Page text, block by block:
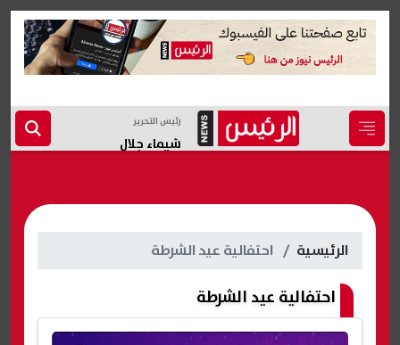
رئيس التحرير
شيماء جلال
الرئيسية احتفالية عيد الشرطة
احتفالية عيد الشرطة